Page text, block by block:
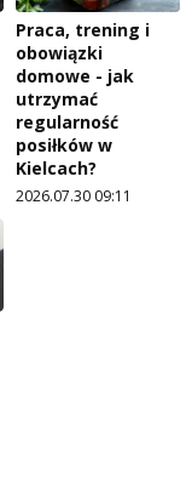
Praca, trening i
obowiązki
domowe - jak
utrzymać
regularność
posiłków w
Kielcach?
2026.07.30 09:11